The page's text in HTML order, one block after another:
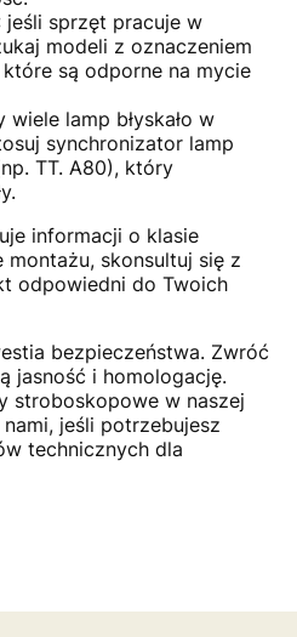
jeśli sprzęt pracuje w
modeli z oznaczeniem
które są odporne na mycie
lamp błyskało w
synchronizator lamp
TT. A80), który
informacji o klasie
skonsultuj się z
odpowiedni do Twoich
bezpieczeństwa. Zwróć
jasność i homologację.
stroboskopowe w naszej
jeśli potrzebujesz
technicznych dla